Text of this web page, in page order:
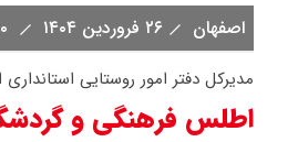
اصفهان ۲۶ فروردین ۱۴۰۴
مدیرکل دفتر امور روستایی
اطلس فرهنگی و